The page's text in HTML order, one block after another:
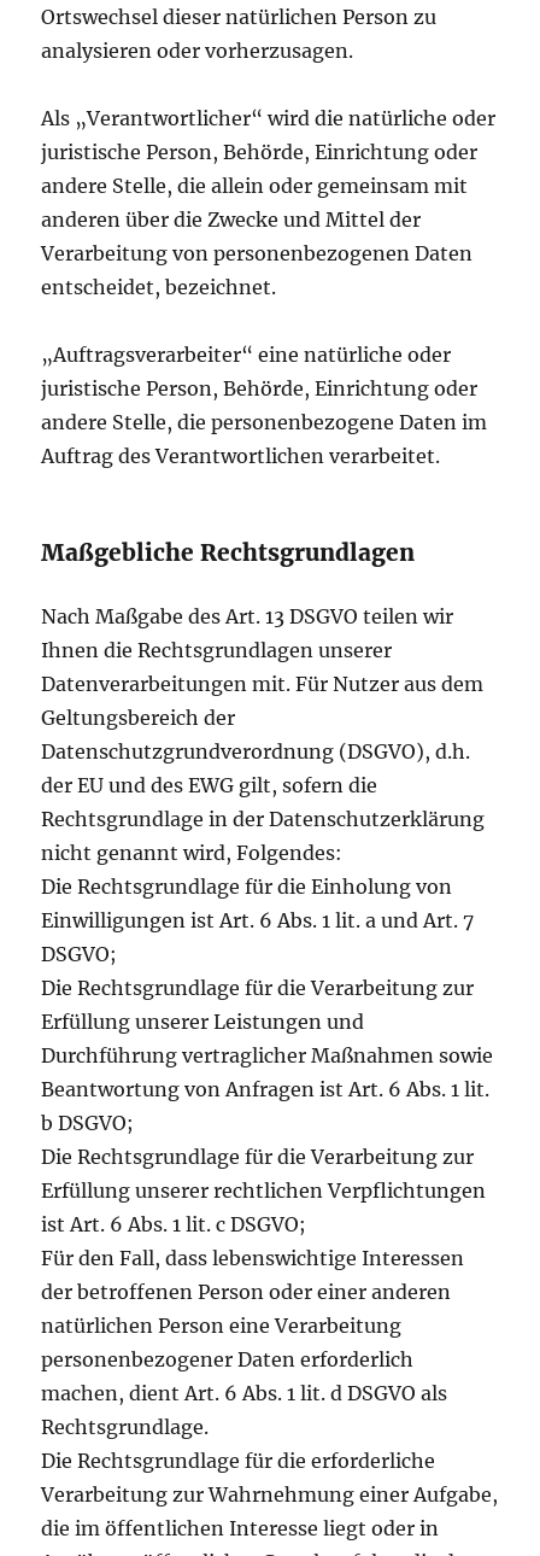
Ortswechsel dieser natürlichen Person zu
analysieren oder vorherzusagen.
Als „Verantwortlicher“ wird die natürliche oder
juristische Person, Behörde, Einrichtung oder
andere Stelle, die allein oder gemeinsam mit
anderen über die Zwecke und Mittel der
Verarbeitung von personenbezogenen Daten
entscheidet, bezeichnet.
„Auftragsverarbeiter“ eine natürliche oder
juristische Person, Behörde, Einrichtung oder
andere Stelle, die personenbezogene Daten im
Auftrag des Verantwortlichen verarbeitet.
Maßgebliche Rechtsgrundlagen
Nach Maßgabe des Art. 13 DSGVO teilen wir
Ihnen die Rechtsgrundlagen unserer
Datenverarbeitungen mit. Für Nutzer aus dem
Geltungsbereich der
Datenschutzgrundverordnung (DSGVO), d.h.
der EU und des EWG gilt, sofern die
Rechtsgrundlage in der Datenschutzerklärung
nicht genannt wird, Folgendes:
Die Rechtsgrundlage für die Einholung von
Einwilligungen ist Art. 6 Abs. 1 lit. a und Art. 7
DSGVO;
Die Rechtsgrundlage für die Verarbeitung zur
Erfüllung unserer Leistungen und
Durchführung vertraglicher Maßnahmen sowie
Beantwortung von Anfragen ist Art. 6 Abs. 1 lit.
b DSGVO;
Die Rechtsgrundlage für die Verarbeitung zur
Erfüllung unserer rechtlichen Verpflichtungen
ist Art. 6 Abs. 1 lit. c DSGVO;
Für den Fall, dass lebenswichtige Interessen
der betroffenen Person oder einer anderen
natürlichen Person eine Verarbeitung
personenbezogener Daten erforderlich
machen, dient Art. 6 Abs. 1 lit. d DSGVO als
Rechtsgrundlage.
Die Rechtsgrundlage für die erforderliche
Verarbeitung zur Wahrnehmung einer Aufgabe,
die im öffentlichen Interesse liegt oder in